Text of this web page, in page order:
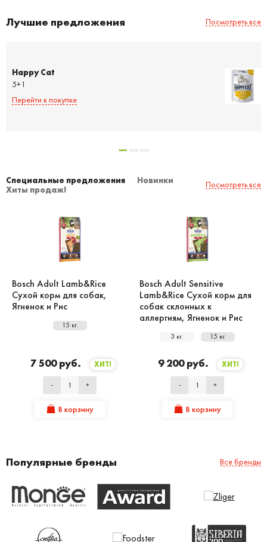
Лучшие предложения Посмотреть все
Happy Cat
5+1
Перейти к покупке
Специальные предложения
Новинки
Хиты продаж!
Посмотреть все
Bosch Adult Lamb&Rice
Сухой корм для собак,
Ягненок и Рис
15 кг.
7 500 руб. ХИТ!
- +
В корзину
Bosch Adult Sensitive
Lamb&Rice Сухой корм для
собак склонных к
аллергиям, Ягненок и Рис
3 кг. 15 кг.
9 200 руб. ХИТ!
- +
В корзину
Популярные бренды Все бренды